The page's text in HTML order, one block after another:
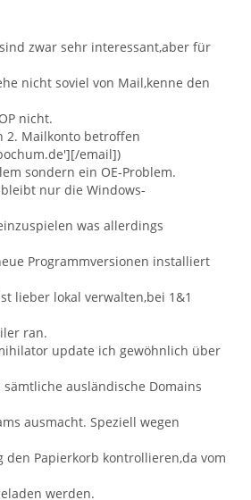
zwar sehr interessant,aber für
nicht soviel von Mail,kenne den
nicht.
2. Mailkonto betroffen
email])
sondern ein OE-Problem.
nur die Windows-
was allerdings
Programmversionen installiert
lieber lokal verwalten,bei 1&1
ran.
update ich gewöhnlich über
ausländische Domains
ausmacht. Speziell wegen
den Papierkorb kontrollieren,da vom
werden.